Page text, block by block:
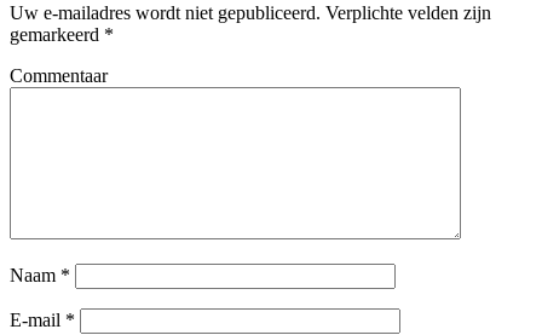
Uw e-mailadres wordt niet gepubliceerd. Verplichte velden zijn
gemarkeerd *
Commentaar
Naam *
E-mail *